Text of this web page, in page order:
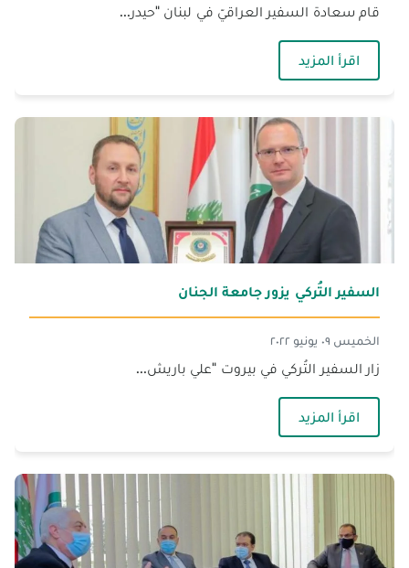
قام سعادة السفير العراقيّ في لبنان "حيدر...
اقرأ المزيد
السفير التُركي يزور جامعة الجنان‎
الخميس ٠٩ يونيو ٢٠٢٢
زار السفير التُركي في بيروت "علي باريش...
اقرأ المزيد— السفير التُركي يزور جامعة الجنان‎